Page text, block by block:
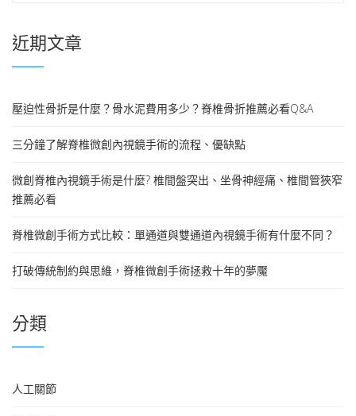
近期文章
壓迫性骨折是什麼？骨水泥費用多少？脊椎骨折推薦必看Q&A
三分鐘了解脊椎微創內視鏡手術的流程、優缺點
微創脊椎內視鏡手術是什麼? 椎間盤突出、坐骨神經痛、椎間管狹窄
推薦必看
脊椎微創手術方式比較：單通道與雙通道內視鏡手術有什麼不同？
打破傳統制約與思維，脊椎微創手術拯救十年的夢魘
分類
人工關節